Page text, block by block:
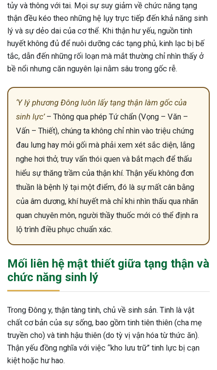
tủy và thông với tai. Mọi sự suy giảm về chức năng tạng
thận đều kéo theo những hệ lụy trực tiếp đến khả năng sinh
lý và sự dẻo dai của cơ thể. Khi thận hư yếu, nguồn tinh
huyết không đủ để nuôi dưỡng các tạng phủ, kinh lạc bị bế
tắc, dẫn đến những rối loạn mà mắt thường chỉ nhìn thấy ở
bề nổi nhưng căn nguyên lại nằm sâu trong gốc rễ.
‘Y lý phương Đông luôn lấy tạng thận làm gốc của
sinh lực’– Thông qua phép Tứ chẩn (Vọng – Văn –
Vấn – Thiết), chúng ta không chỉ nhìn vào triệu chứng
đau lưng hay mỏi gối mà phải xem xét sắc diện, lắng
nghe hơi thở, truy vấn thói quen và bắt mạch để thấu
hiểu sự thăng trầm của thận khí. Thận yếu không đơn
thuần là bệnh lý tại một điểm, đó là sự mất cân bằng
của âm dương, khí huyết mà chỉ khi nhìn thấu qua nhãn
quan chuyên môn, người thầy thuốc mới có thể định ra
lộ trình điều phục chuẩn xác.
Mối liên hệ mật thiết giữa tạng thận và
chức năng sinh lý
Trong Đông y, thận tàng tinh, chủ về sinh sản. Tinh là vật
chất cơ bản của sự sống, bao gồm tinh tiên thiên (cha mẹ
truyền cho) và tinh hậu thiên (do tỳ vị vận hóa từ thức ăn).
Thận yếu đồng nghĩa với việc “kho lưu trữ” tinh lực bị cạn
kiệt hoặc hư hao.